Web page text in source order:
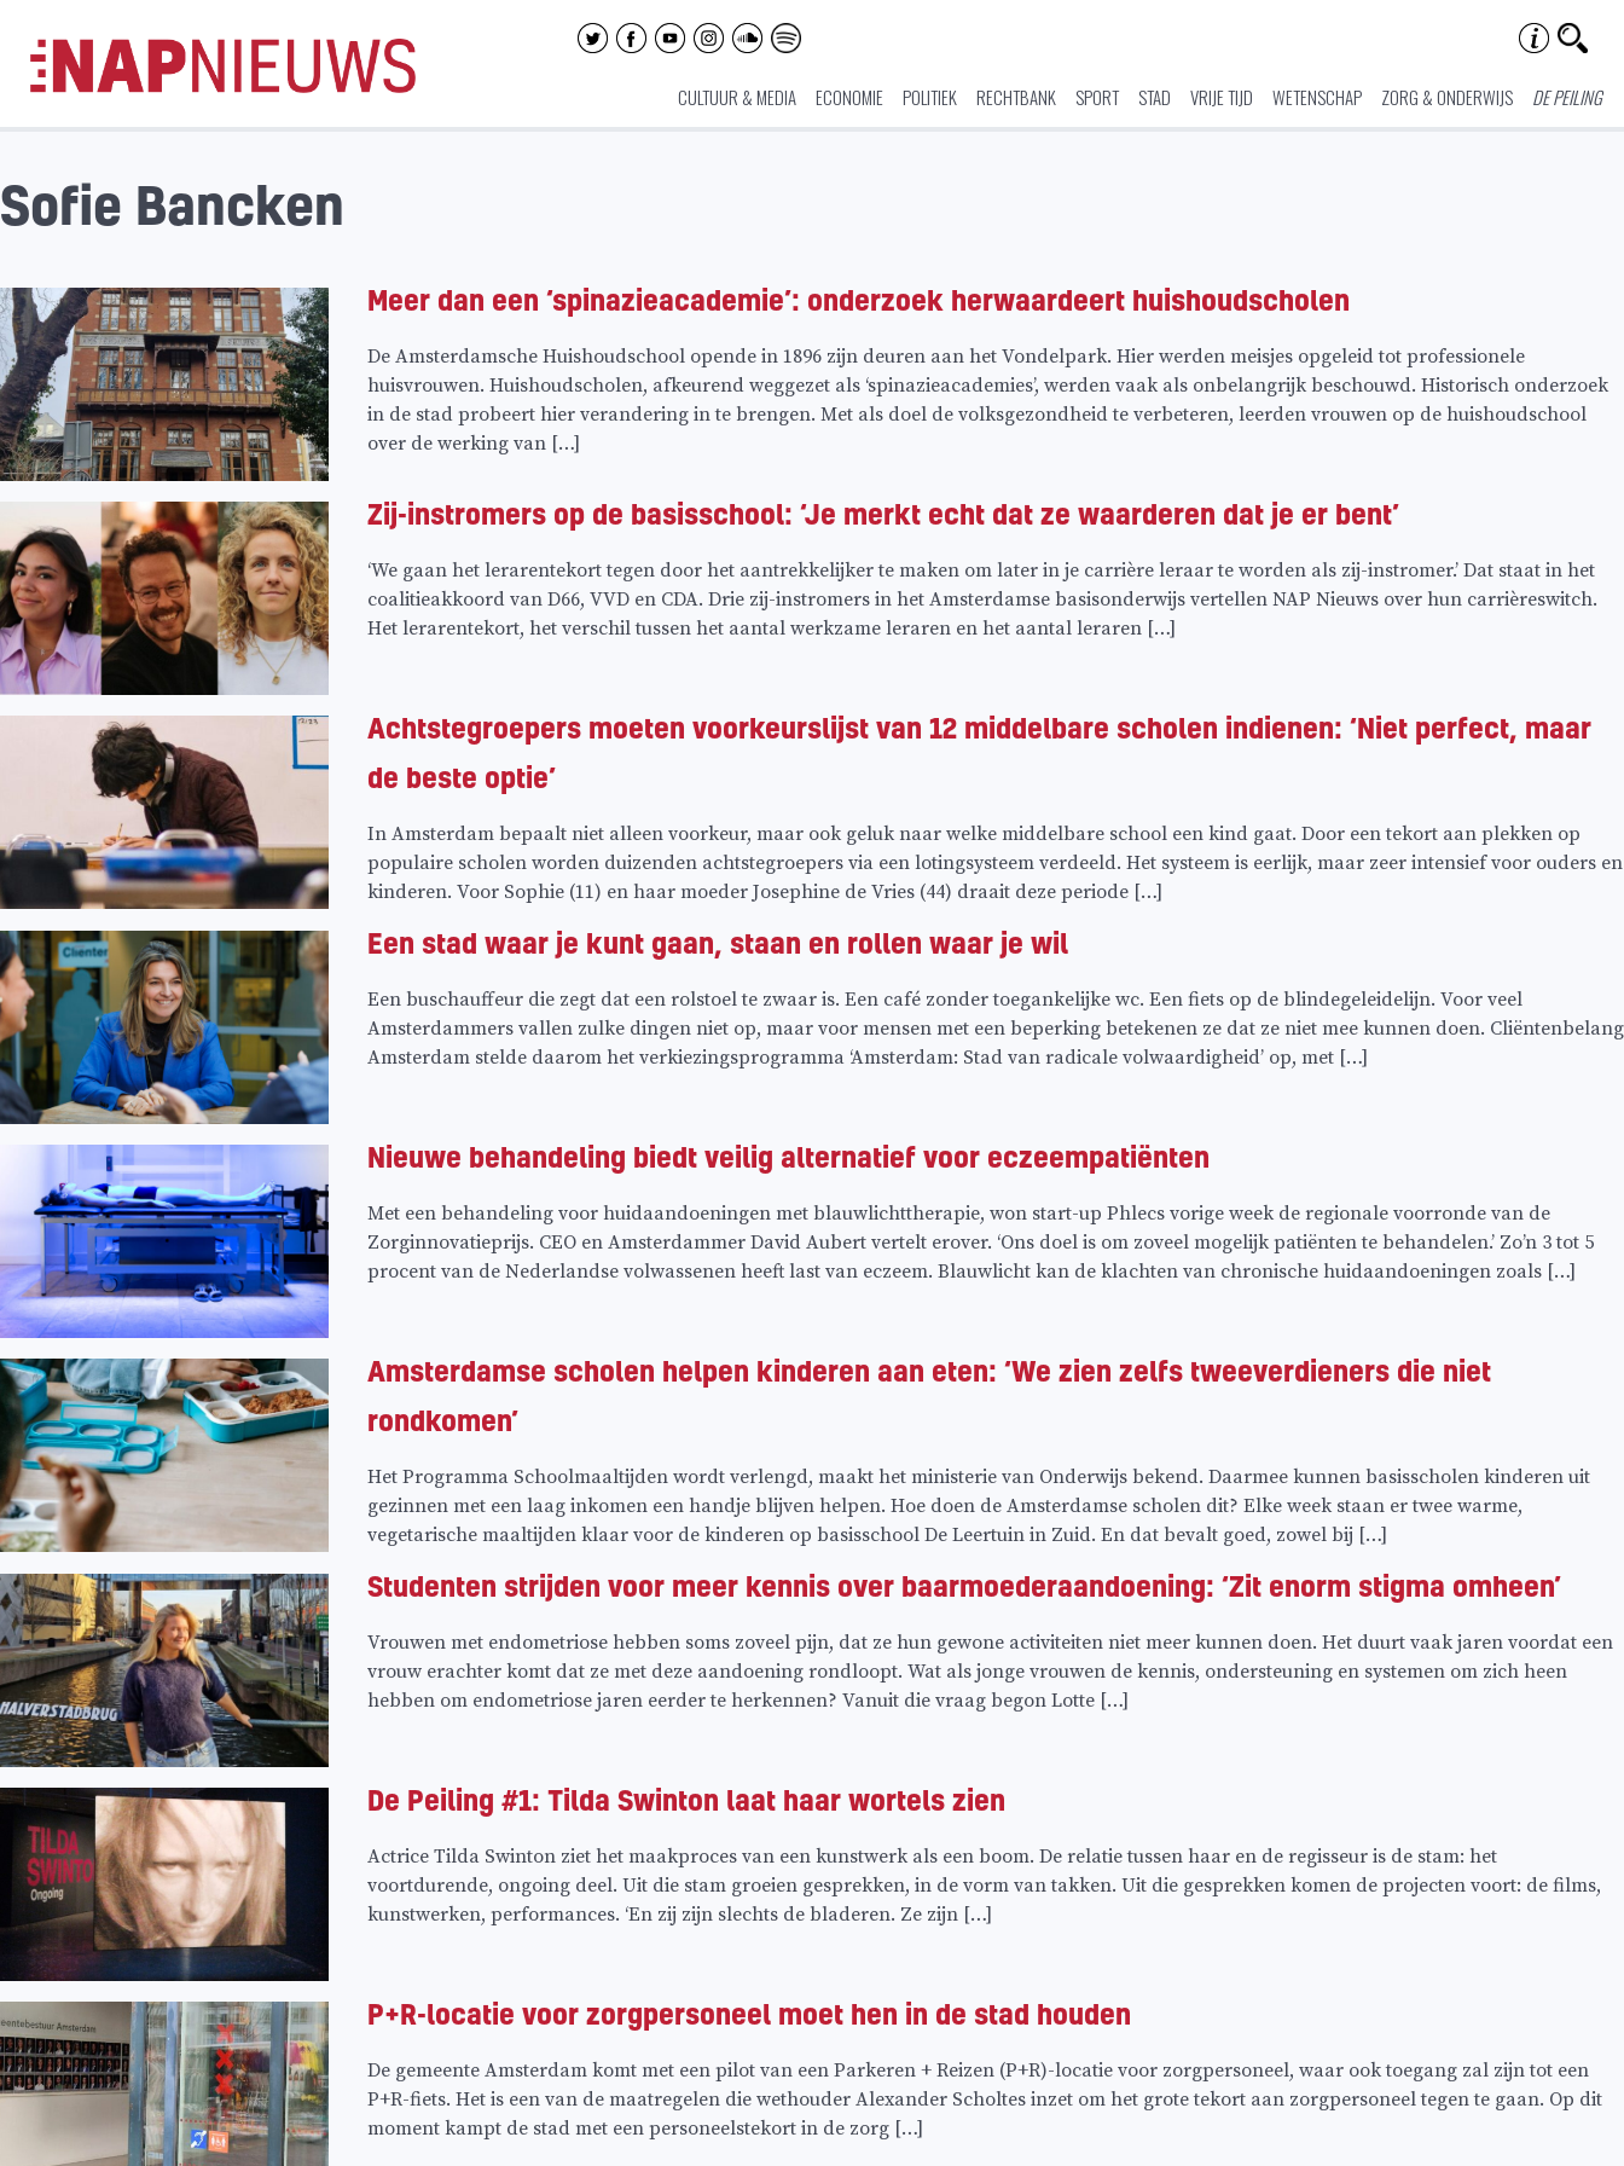
naar
inhoud
CULTUUR & MEDIA ECONOMIE POLITIEK RECHTBANK SPORT STAD VRIJE TIJD WETENSCHAP ZORG & ONDERWIJS DE PEILING
Sofie Bancken
Meer dan een ‘spinazieacademie’: onderzoek herwaardeert huishoudscholen
De Amsterdamsche Huishoudschool opende in 1896 zijn deuren aan het Vondelpark. Hier werden meisjes opgeleid tot professionele
huisvrouwen. Huishoudscholen, afkeurend weggezet als ‘spinazieacademies’, werden vaak als onbelangrijk beschouwd. Historisch onderzoek
in de stad probeert hier verandering in te brengen. Met als doel de volksgezondheid te verbeteren, leerden vrouwen op de huishoudschool
over de werking van […]
Zij-instromers op de basisschool: ‘Je merkt echt dat ze waarderen dat je er bent’
‘We gaan het lerarentekort tegen door het aantrekkelijker te maken om later in je carrière leraar te worden als zij-instromer.’ Dat staat in het
coalitieakkoord van D66, VVD en CDA. Drie zij-instromers in het Amsterdamse basisonderwijs vertellen NAP Nieuws over hun carrièreswitch.
Het lerarentekort, het verschil tussen het aantal werkzame leraren en het aantal leraren […]
Achtstegroepers moeten voorkeurslijst van 12 middelbare scholen indienen: ‘Niet perfect, maar
de beste optie’
In Amsterdam bepaalt niet alleen voorkeur, maar ook geluk naar welke middelbare school een kind gaat. Door een tekort aan plekken op
populaire scholen worden duizenden achtstegroepers via een lotingsysteem verdeeld. Het systeem is eerlijk, maar zeer intensief voor ouders en
kinderen. Voor Sophie (11) en haar moeder Josephine de Vries (44) draait deze periode […]
Een stad waar je kunt gaan, staan en rollen waar je wil
Een buschauffeur die zegt dat een rolstoel te zwaar is. Een café zonder toegankelijke wc. Een fiets op de blindegeleidelijn. Voor veel
Amsterdammers vallen zulke dingen niet op, maar voor mensen met een beperking betekenen ze dat ze niet mee kunnen doen. Cliëntenbelang
Amsterdam stelde daarom het verkiezingsprogramma ‘Amsterdam: Stad van radicale volwaardigheid’ op, met […]
Nieuwe behandeling biedt veilig alternatief voor eczeempatiënten
Met een behandeling voor huidaandoeningen met blauwlichttherapie, won start-up Phlecs vorige week de regionale voorronde van de
Zorginnovatieprijs. CEO en Amsterdammer David Aubert vertelt erover. ‘Ons doel is om zoveel mogelijk patiënten te behandelen.’ Zo’n 3 tot 5
procent van de Nederlandse volwassenen heeft last van eczeem. Blauwlicht kan de klachten van chronische huidaandoeningen zoals […]
Amsterdamse scholen helpen kinderen aan eten: ‘We zien zelfs tweeverdieners die niet
rondkomen’
Het Programma Schoolmaaltijden wordt verlengd, maakt het ministerie van Onderwijs bekend. Daarmee kunnen basisscholen kinderen uit
gezinnen met een laag inkomen een handje blijven helpen. Hoe doen de Amsterdamse scholen dit? Elke week staan er twee warme,
vegetarische maaltijden klaar voor de kinderen op basisschool De Leertuin in Zuid. En dat bevalt goed, zowel bij […]
Studenten strijden voor meer kennis over baarmoederaandoening: ‘Zit enorm stigma omheen’
Vrouwen met endometriose hebben soms zoveel pijn, dat ze hun gewone activiteiten niet meer kunnen doen. Het duurt vaak jaren voordat een
vrouw erachter komt dat ze met deze aandoening rondloopt. Wat als jonge vrouwen de kennis, ondersteuning en systemen om zich heen
hebben om endometriose jaren eerder te herkennen? Vanuit die vraag begon Lotte […]
De Peiling #1: Tilda Swinton laat haar wortels zien
Actrice Tilda Swinton ziet het maakproces van een kunstwerk als een boom. De relatie tussen haar en de regisseur is de stam: het
voortdurende, ongoing deel. Uit die stam groeien gesprekken, in de vorm van takken. Uit die gesprekken komen de projecten voort: de films,
kunstwerken, performances. ‘En zij zijn slechts de bladeren. Ze zijn […]
P+R-locatie voor zorgpersoneel moet hen in de stad houden
De gemeente Amsterdam komt met een pilot van een Parkeren + Reizen (P+R)-locatie voor zorgpersoneel, waar ook toegang zal zijn tot een
P+R-fiets. Het is een van de maatregelen die wethouder Alexander Scholtes inzet om het grote tekort aan zorgpersoneel tegen te gaan. Op dit
moment kampt de stad met een personeelstekort in de zorg […]